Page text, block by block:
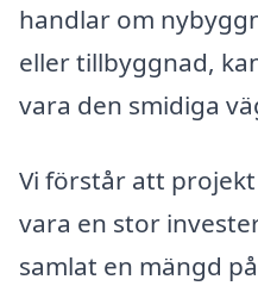
handlar om
eller tillbyggnad,
vara den smidiga
Vi förstår att
vara en stor
samlat en mängd